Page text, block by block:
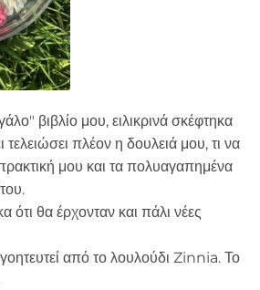
βιβλίο μου, ειλικρινά σκέφτηκα
τελειώσει πλέον η δουλειά μου, τι να
μου και τα πολυαγαπημένα
ότι θα έρχονταν και πάλι νέες
από το λουλούδι Zinnia. Το